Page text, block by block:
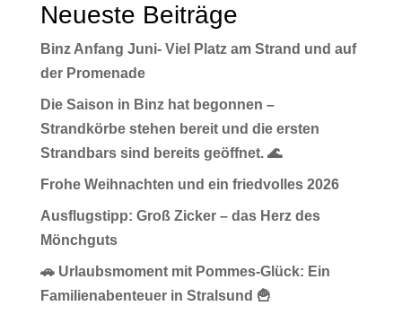
Neueste Beiträge
Binz Anfang Juni- Viel Platz am Strand und auf
der Promenade
Die Saison in Binz hat begonnen –
Strandkörbe stehen bereit und die ersten
Strandbars sind bereits geöffnet. 🌊
Frohe Weihnachten und ein friedvolles 2026
Ausflugstipp: Groß Zicker – das Herz des
Mönchguts
🚗 Urlaubsmoment mit Pommes-Glück: Ein
Familienabenteuer in Stralsund 🍟